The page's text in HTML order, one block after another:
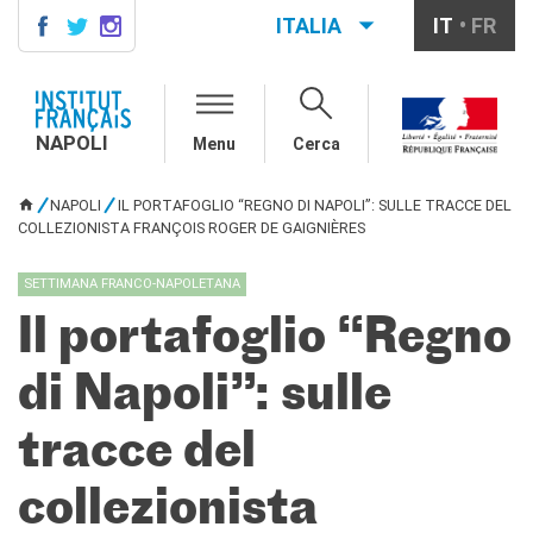
CONTACTS
CORSI DI FRANCESE
Come iscriversi ai corsi
Corsi di preparazione DELF
Corsi per bambini e
ragazzi
Corsi individuali e su
piattaforme
Atelier tematici
Aziende
Scuole
Risorse
ITALIA IT FR
NAPOLI Menu Cerca
TU SEI QUI
NAPOLI
IL PORTAFOGLIO “REGNO DI NAPOLI”: SULLE TRACCE DEL
COLLEZIONISTA FRANÇOIS ROGER DE GAIGNIÈRES
SETTIMANA FRANCO-NAPOLETANA
Il portafoglio “Regno
di Napoli”: sulle
tracce del
collezionista